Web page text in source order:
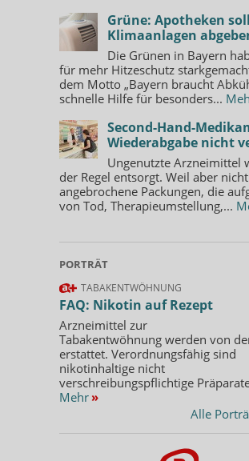
Grüne: Apotheken
Klimaanlagen
Die Grünen in Bayern
für mehr Hitzeschutz
dem Motto „Bayern braucht
schnelle Hilfe für besonders...
Second-Hand-
Wiederabgabe nicht
Ungenutzte Arzneimittel
der Regel entsorgt. Weil aber nicht
angebrochene Packungen, die
von Tod, Therapieumstellung,...
PORTRÄT
TABAKENTWÖHNUNG
FAQ: Nikotin auf Rezept
Arzneimittel zur
Tabakentwöhnung werden von
erstattet. Verordnungsfähig sind
nikotinhaltige nicht
verschreibungspflichtige
Mehr »
Alle